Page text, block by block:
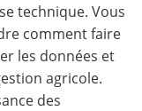
technique. Vous
comment faire
les données et
agricole.
des